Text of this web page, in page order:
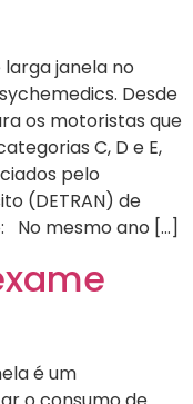
janela no
Desde
os motoristas que
C, D e E,
pelo
(DETRAN) de
No mesmo ano […]
é um